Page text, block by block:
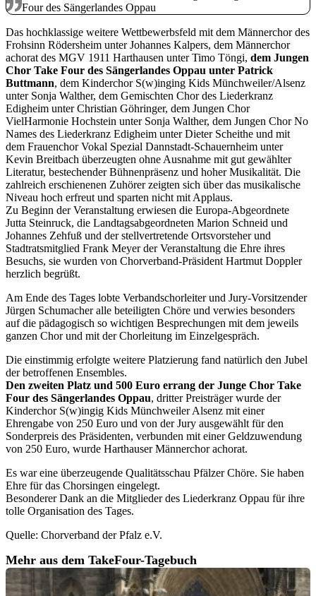
Four des Sängerlandes Oppau
Das hochklassige weitere Wettbewerbsfeld mit dem Männerchor des
Frohsinn Rödersheim unter Johannes Kalpers, dem Männerchor
achorat des MGV 1911 Harthausen unter Timo Töngi, dem Jungen
Chor Take Four des Sängerlandes Oppau unter Patrick
Buttmann, dem Kinderchor S(w)inging Kids Münchweiler/Alsenz
unter Sonja Walther, dem Gemischten Chor des Liederkranz
Edigheim unter Christian Göhringer, dem Jungen Chor
VielHarmonie Hochstein unter Sonja Walther, dem Jungen Chor No
Names des Liederkranz Edigheim unter Dieter Scheithe und mit
dem Frauenchor Vokal Spezial Dannstadt-Schauernheim unter
Kevin Breitbach überzeugten ohne Ausnahme mit gut gewählter
Literatur, bestechender Bühnenpräsenz und hoher Musikalität. Die
zahlreich erschienenen Zuhörer zeigten sich über das musikalische
Niveau hoch erfreut und sparten nicht mit Applaus.
Zu Beginn der Veranstaltung erwiesen die Europa-Abgeordnete
Jutta Steinruck, die Landtagsabgeordneten Marion Schneid und
Johannes Zehfuß und der stellvertretende Ortsvorsteher und
Stadtratsmitglied Frank Meyer der Veranstaltung die Ehre ihres
Besuchs, sie wurden von Chorverband-Präsident Hartmut Doppler
herzlich begrüßt.
Am Ende des Tages lobte Verbandschorleiter und Jury-Vorsitzender
Jürgen Schumacher alle beteiligten Chöre und verwies besonders
auf die pädagogisch so wichtigen Besprechungen mit dem jeweils
ganzen Chor und mit der Chorleitung im Einzelgespräch.
Die einstimmig erfolgte weitere Platzierung fand natürlich den Jubel
der betroffenen Ensembles.
Den zweiten Platz und 500 Euro errang der Junge Chor Take
Four des Sängerlandes Oppau, dritter Preisträger wurde der
Kinderchor S(w)ingig Kids Münchweiler Alsenz mit einer
Ehrengabe von 250 Euro und von der Jury ausgewählt für den
Sonderpreis des Präsidenten, verbunden mit einer Geldzuwendung
von 250 Euro, wurde Harthauser Männerchor achorat.
Es war eine überzeugende Qualitätsschau Pfälzer Chöre. Sie haben
Ehre für das Chorsingen eingelegt.
Besonderer Dank an die Mitglieder des Liederkranz Oppau für ihre
tolle Organisation des Tages.
Quelle: Chorverband der Pfalz e.V.
Mehr aus dem TakeFour-Tagebuch